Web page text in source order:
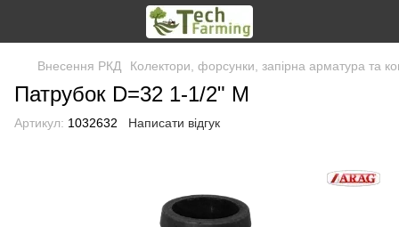
Внесення РКД Колектори, форсунки, запірна арматура та
Патрубок D=32 1-1/2" М
Артикул: 1032632 Написати відгук